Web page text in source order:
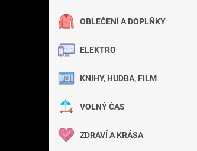
OBLEČENÍ A DOPLŇKY
ELEKTRO
KNIHY, HUDBA, FILM
VOLNÝ ČAS
ZDRAVÍ A KRÁSA